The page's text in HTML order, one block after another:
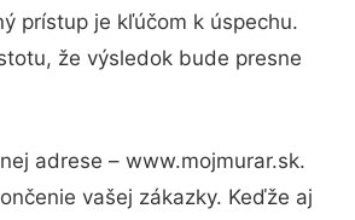
prístup je kľúčom k úspechu.
že výsledok bude presne
adrese – www.mojmurar.sk.
vašej zákazky. Keďže aj